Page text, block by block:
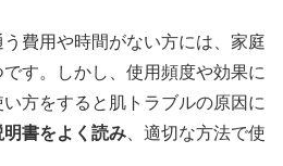
費用や時間がない方には、家庭
す。しかし、使用頻度や効果に
方をすると肌トラブルの原因に
明書をよく読み、適切な方法で使